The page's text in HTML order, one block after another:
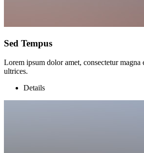
Sed Tempus
Lorem ipsum dolor amet, consectetur magna
ultrices.
Details